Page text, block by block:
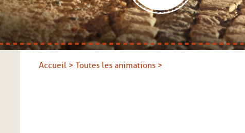
Accueil > Toutes les animations >